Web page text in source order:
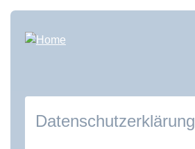
Skip
Datenschutzerklärung